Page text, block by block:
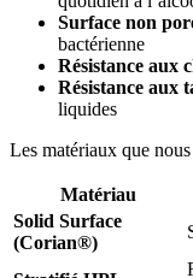
Surface non
bactérienne
Résistance aux
Résistance aux
liquides
Les matériaux que
Matériau
Solid Surface
(Corian®)